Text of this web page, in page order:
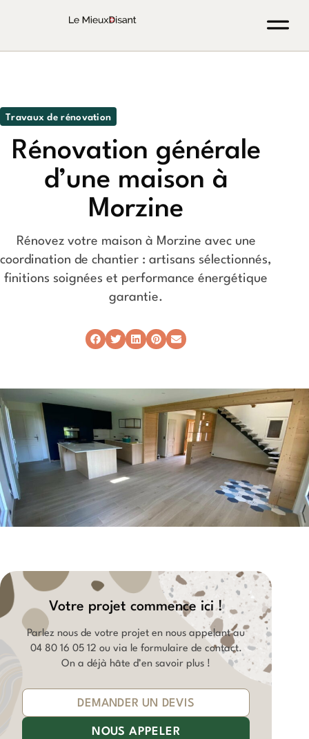
Travaux de rénovation
Rénovation générale
d’une maison à
Morzine
Rénovez votre maison à Morzine avec une
coordination de chantier : artisans sélectionnés,
finitions soignées et performance énergétique
garantie.
Votre projet commence ici !
Parlez nous de votre projet en nous appelant au
04 80 16 05 12 ou via le formulaire de contact.
On a déjà hâte d’en savoir plus !
DEMANDER UN DEVIS
NOUS APPELER